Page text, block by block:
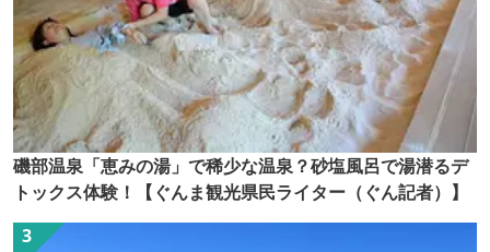
磯部温泉「恵みの湯」で稀少な温泉？砂塩風呂で湯潜るデ
トックス体験！【ぐんま観光県民ライター（ぐん記者）】